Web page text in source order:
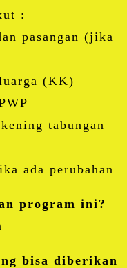
:
pasangan (jika
(KK)
tabungan
ada perubahan
program ini?
bisa diberikan